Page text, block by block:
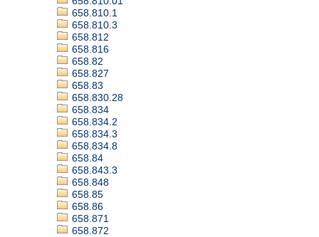
658.810.1
658.810.3
658.812
658.816
658.82
658.827
658.83
658.830.28
658.834
658.834.2
658.834.3
658.834.8
658.84
658.843.3
658.848
658.85
658.86
658.871
658.872